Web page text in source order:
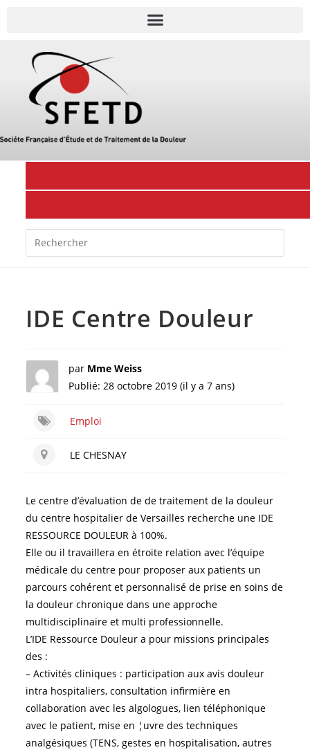
IDE Centre Douleur
par Mme Weiss
Publié: 28 octobre 2019 (il y a 7 ans)
Emploi
LE CHESNAY
Le centre d’évaluation de de traitement de la douleur
du centre hospitalier de Versailles recherche une IDE
RESSOURCE DOULEUR à 100%.
Elle ou il travaillera en étroite relation avec l’équipe
médicale du centre pour proposer aux patients un
parcours cohérent et personnalisé de prise en soins de
la douleur chronique dans une approche
multidisciplinaire et multi professionnelle.
L’IDE Ressource Douleur a pour missions principales
des :
– Activités cliniques : participation aux avis douleur
intra hospitaliers, consultation infirmière en
collaboration avec les algologues, lien téléphonique
avec le patient, mise en ¦uvre des techniques
analgésiques (TENS, gestes en hospitalisation, autres